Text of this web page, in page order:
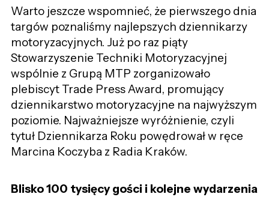
Warto jeszcze wspomnieć, że pierwszego dnia
targów poznaliśmy najlepszych dziennikarzy
motoryzacyjnych. Już po raz piąty
Stowarzyszenie Techniki Motoryzacyjnej
wspólnie z Grupą MTP zorganizowało
plebiscyt Trade Press Award, promujący
dziennikarstwo motoryzacyjne na najwyższym
poziomie. Najważniejsze wyróżnienie, czyli
tytuł Dziennikarza Roku powędrował w ręce
Marcina Koczyba z Radia Kraków.
Blisko 100 tysięcy gości i kolejne wydarzenia